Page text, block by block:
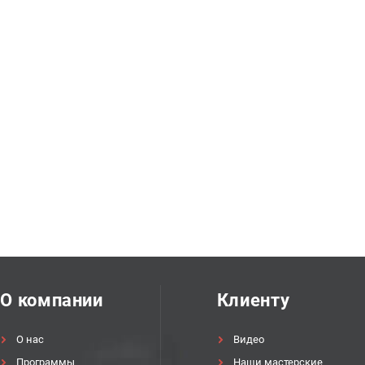
О компании
О нас
Программы
Клиенту
Видео
Наши мастерские